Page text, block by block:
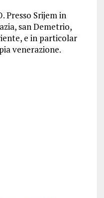
Presso Srijem in
san Demetrio,
e in particolar
venerazione.